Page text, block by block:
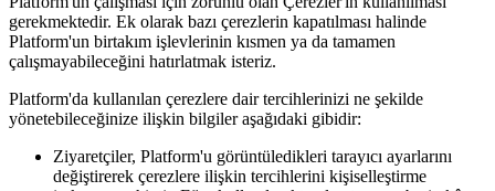
gerekmektedir. Ek olarak bazı çerezlerin kapatılması halinde
Platform'un birtakım işlevlerinin kısmen ya da tamamen
çalışmayabileceğini hatırlatmak isteriz.
Platform'da kullanılan çerezlere dair tercihlerinizi ne şekilde
yönetebileceğinize ilişkin bilgiler aşağıdaki gibidir:
Ziyaretçiler, Platform'u görüntüledikleri tarayıcı ayarlarını
değiştirerek çerezlere ilişkin tercihlerini kişiselleştirme